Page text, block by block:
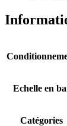
Echelle en
Catégories